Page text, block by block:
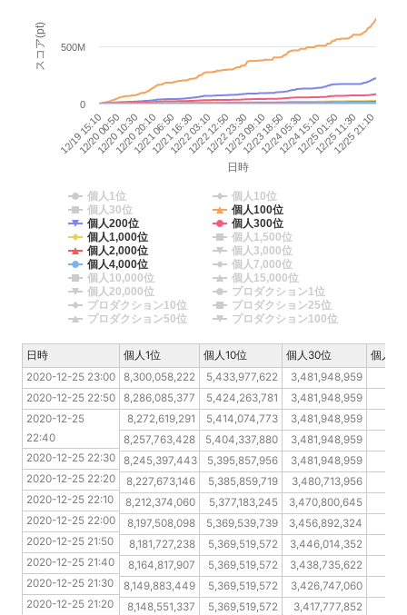
日時
スコア(pt)
12/19 15:10
12/20 00:50
12/20 10:30
12/20 20:10
12/21 06:50
12/21 16:30
12/22 03:10
12/22 12:50
12/22 23:30
12/23 09:10
12/23 18:50
12/24 05:30
12/24 15:10
12/25 01:50
12/25 11:30
12/25 21:10
0
500M
個人1位
個人10位
個人30位
個人100位
個人200位
個人300位
個人1,000位
個人1,500位
個人2,000位
個人3,000位
個人4,000位
個人7,000位
個人10,000位
個人15,000位
個人20,000位
プロダクション1位
プロダクション10位
プロダクション25位
プロダクション50位
プロダクション100位
2020-12-25 23:00 8,300,058,222 5,433,977,622 3,481,948,959
2020-12-25 22:50
8,286,085,377 5,424,263,781 3,481,948,959
2020-12-25 22:40
8,272,619,291 5,414,074,773 3,481,948,959
2020-12-25 22:30
8,257,763,428 5,404,337,880 3,481,948,959
2020-12-25 22:20
8,245,397,443 5,395,857,956 3,481,948,959
2020-12-25 22:10
8,227,673,146 5,385,859,719 3,480,713,956
2020-12-25 22:00
8,212,374,060 5,377,183,245 3,470,800,645
2020-12-25 21:50
8,197,508,098 5,369,539,739 3,456,892,324
2020-12-25 21:40
8,181,727,238 5,369,519,572 3,446,014,352
2020-12-25 21:30
8,164,817,907 5,369,519,572 3,438,735,622
2020-12-25 21:20
8,149,883,449 5,369,519,572 3,426,747,060
2020-12-25 21:10
8,148,551,337 5,369,519,572 3,417,777,852
日時 個人1位 個人10位 個人30位
個人
2020-12-25 23:00
2020-12-25 22:50
2020-12-25
22:40
2020-12-25 22:30
2020-12-25 22:20
2020-12-25 22:10
2020-12-25 22:00
2020-12-25 21:50
2020-12-25 21:40
2020-12-25 21:30
2020-12-25 21:20
日時